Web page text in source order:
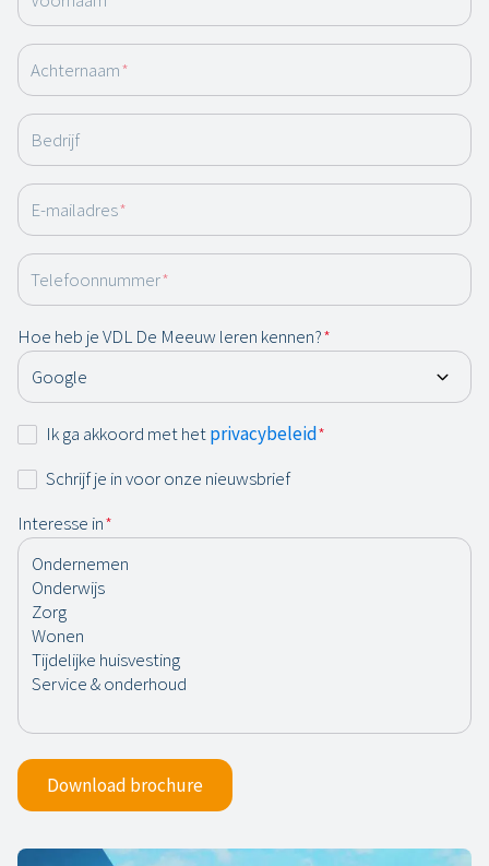
Achternaam*
Bedrijf
E-mailadres*
Telefoonnummer*
Hoe heb je VDL De Meeuw leren kennen?*
Instemming
Ik ga akkoord met hetprivacybeleid*
Nieuwsbrief
Schrijf je in voor onze nieuwsbrief
Interesse in*
Download brochure